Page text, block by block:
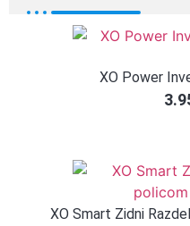
XO Power
XO Smart Zidni